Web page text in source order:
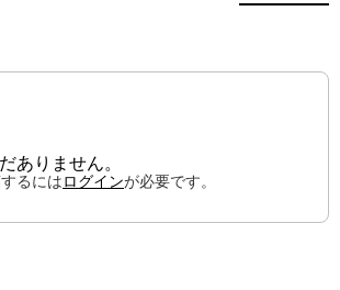
ありません。
るにはログインが必要です。